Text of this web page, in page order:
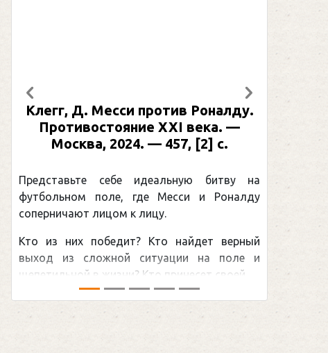
Клегг, Д. Месси против Роналду.
Противостояние XXI века. —
Москва, 2024. — 457, [2] с.
Представьте себе идеальную битву на
футбольном поле, где Месси и Роналду
соперничают лицом к лицу.
Кто из них победит? Кто найдет верный
выход из сложной ситуации на поле и
щепетильной в жизни? Кто принесет своей ...
Предыдущий Следующий